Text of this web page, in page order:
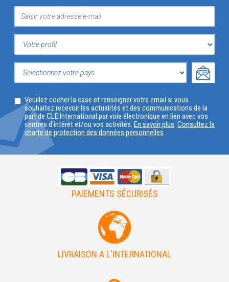
VOTRE
PROFIL
VOTRE
PAYS
Veuillez cocher la case et renseigner votre email si vous
souhaitez recevoir les actualités et des communications de la
part de CLE International par voie électronique en lien avec vos
centres d'intérêt et/ou vos activités. En savoir plus Consultez la
charte de protection des données personnelles
PAIEMENTS SÉCURISÉS
LIVRAISON A L'INTERNATIONAL